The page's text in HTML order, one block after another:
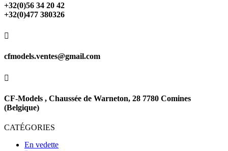
+32(0)56 34 20 42
+32(0)477 380326

cfmodels.ventes@gmail.com

CF-Models , Chaussée de Warneton, 28 7780 Comines
(Belgique)
CATÉGORIES
En vedette